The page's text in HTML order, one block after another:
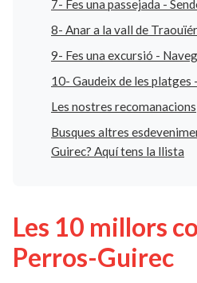
7- Fes una passejada -
8- Anar a la vall de
9- Fes una excursió -
10- Gaudeix de les platges
Les nostres recomanacions
Busques altres
Guirec? Aquí tens la llista
Les 10 millors
Perros-Guirec